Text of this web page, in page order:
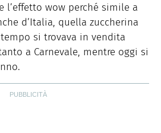
l’effetto wow perché simile a
d’Italia, quella zuccherina
si trovava in vendita
a Carnevale, mentre oggi si